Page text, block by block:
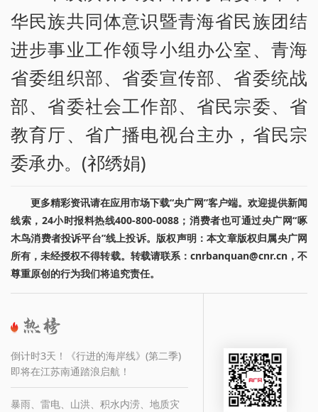
华民族共同体意识暨青海省民族团结
进步事业工作领导小组办公室、青海
省委组织部、省委宣传部、省委统战
部、省委社会工作部、省民宗委、省
教育厅、省广播电视台主办，省民宗
委承办。(祁绣娟)
更多精彩资讯请在应用市场下载“央广网”客户端。欢迎提供新闻
线索，24小时报料热线400-800-0088；消费者也可通过央广网“啄
木鸟消费者投诉平台”线上投诉。版权声明：本文章版权归属央广网
所有，未经授权不得转载。转载请联系：cnrbanquan@cnr.cn，不
尊重原创的行为我们将追究责任。
倒计时3天！《行进的海岸线》(第二季)
即将在江苏南通踏浪启航！
暴雨、雷电、山洪、积水内涝、地质灾